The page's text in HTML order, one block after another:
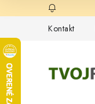
na
Kontakt